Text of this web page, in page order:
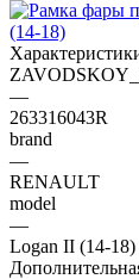
—
263316043R
brand
—
RENAULT
model
—
Logan II (14-18)